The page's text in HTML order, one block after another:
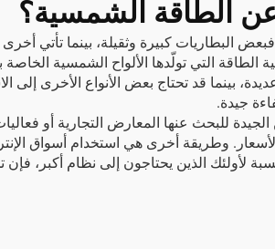
عن الطاقة الشمسية؟
التي تولّدها الألواح الشمسية
بينما قد تحتاج بعض الأنواع الأخرى
جيدة.
للبحث عنها المعارض التجارية أو
الأسعار. وطريقة أخرى هي استخدام أسواق
لأولئك الذين يحتاجون إلى نظام أكبر، فإن